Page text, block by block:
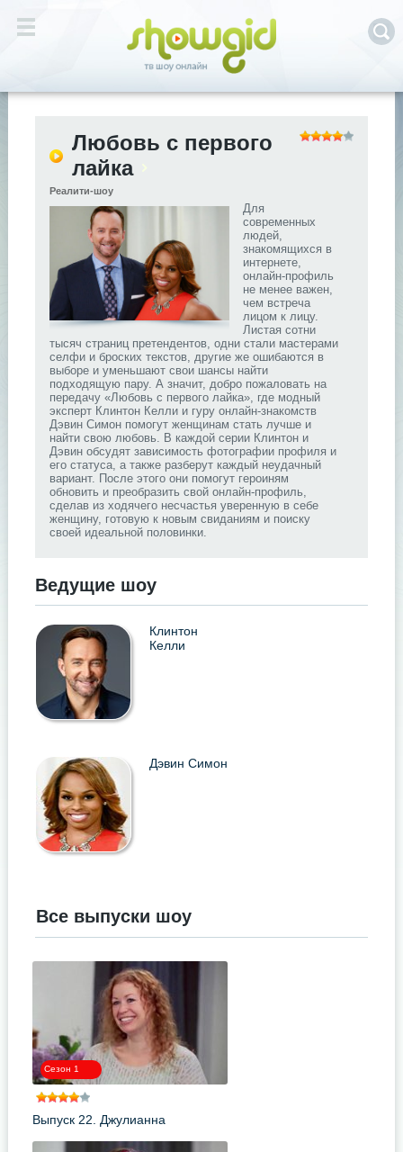
Любовь с первого
лайка
Реалити-шоу
Для
современных
людей,
знакомящихся в
интернете,
онлайн-профиль
не менее важен,
чем встреча
лицом к лицу.
Листая сотни
тысяч страниц претендентов, одни стали мастерами
селфи и броских текстов, другие же ошибаются в
выборе и уменьшают свои шансы найти
подходящую пару. А значит, добро пожаловать на
передачу «Любовь с первого лайка», где модный
эксперт Клинтон Келли и гуру онлайн-знакомств
Дэвин Симон помогут женщинам стать лучше и
найти свою любовь. В каждой серии Клинтон и
Дэвин обсудят зависимость фотографии профиля и
его статуса, а также разберут каждый неудачный
вариант. После этого они помогут героиням
обновить и преобразить свой онлайн-профиль,
сделав из ходячего несчастья уверенную в себе
женщину, готовую к новым свиданиям и поиску
своей идеальной половинки.
Ведущие шоу
Клинтон
Келли
Дэвин Симон
Все выпуски шоу
.
Сезон 1
Выпуск 22. Джулианна